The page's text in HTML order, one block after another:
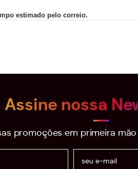
estimado pelo correio.
Assine nossa
promoções em primeira